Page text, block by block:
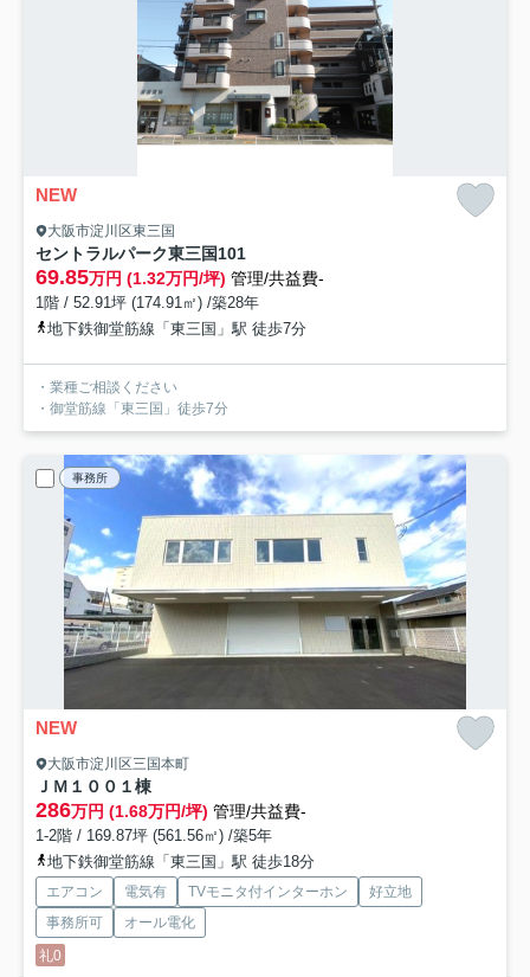
NEW
大阪市淀川区東三国
セントラルパーク東三国101
69.85万円 (1.32万円/坪) 管理/共益費-
1階 / 52.91坪 (174.91㎡) /築28年
地下鉄御堂筋線「東三国」駅 徒歩7分
・業種ご相談ください
・御堂筋線「東三国」徒歩7分
事務所
NEW
大阪市淀川区三国本町
ＪＭ１００ １棟
286万円 (1.68万円/坪) 管理/共益費-
1-2階 / 169.87坪 (561.56㎡) /築5年
地下鉄御堂筋線「東三国」駅 徒歩18分
エアコン 電気有 TVモニタ付インターホン
好立地
事務所可
オール電化
礼0